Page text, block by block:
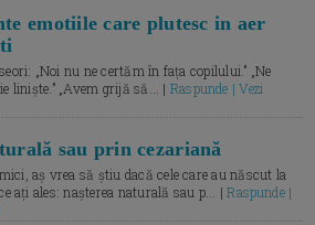
emotiile care plutesc in aer
„Noi nu ne certăm în fața copilului.” „Ne
liniște.” „Avem grijă să... | Raspunde | Vezi
sau prin cezariană
aș vrea să știu dacă cele care au născut la
ați ales: nașterea naturală sau p... |Raspunde |